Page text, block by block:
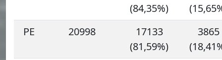
(84,35%)
PE
20998
17133
(81,59%)
3865